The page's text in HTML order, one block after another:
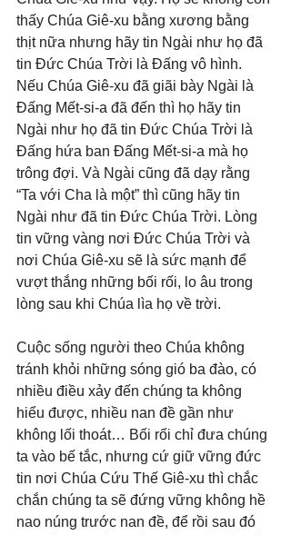
thấy Chúa Giê-xu bằng xương bằng
thịt nữa nhưng hãy tin Ngài như họ đã
tin Đức Chúa Trời là Đấng vô hình.
Nếu Chúa Giê-xu đã giãi bày Ngài là
Đấng Mết-si-a đã đến thì họ hãy tin
Ngài như họ đã tin Đức Chúa Trời là
Đấng hứa ban Đấng Mết-si-a mà họ
trông đợi. Và Ngài cũng đã dạy rằng
“Ta với Cha là một” thì cũng hãy tin
Ngài như đã tin Đức Chúa Trời. Lòng
tin vững vàng nơi Đức Chúa Trời và
nơi Chúa Giê-xu sẽ là sức mạnh để
vượt thắng những bối rối, lo âu trong
lòng sau khi Chúa lìa họ về trời.
Cuộc sống người theo Chúa không
tránh khỏi những sóng gió ba đào, có
nhiều điều xảy đến chúng ta không
hiểu được, nhiều nan đề gần như
không lối thoát… Bối rối chỉ đưa chúng
ta vào bế tắc, nhưng cứ giữ vững đức
tin nơi Chúa Cứu Thế Giê-xu thì chắc
chắn chúng ta sẽ đứng vững không hề
nao núng trước nan đề, để rồi sau đó